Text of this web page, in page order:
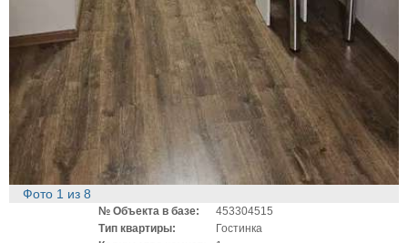
Фото 1 из 8
№ Объекта в базе:
453304515
Тип квартиры:
Гостинка